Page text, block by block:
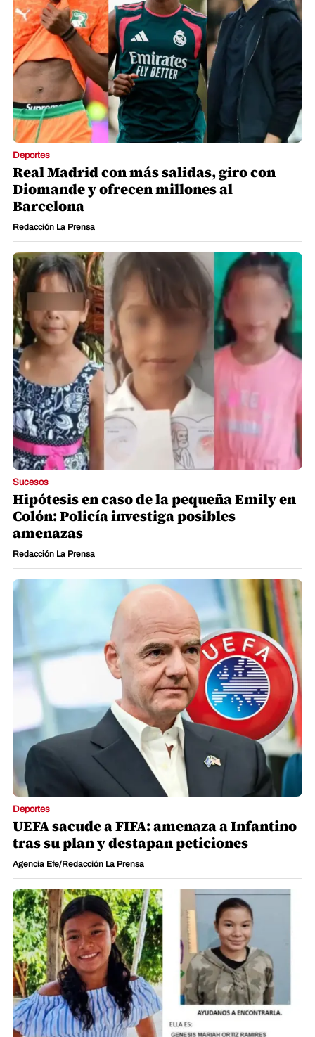
Deportes
Real Madrid con más salidas, giro con
Diomande y ofrecen millones al
Barcelona
Redacción La Prensa
Sucesos
Hipótesis en caso de la pequeña Emily en
Colón: Policía investiga posibles
amenazas
Redacción La Prensa
Deportes
UEFA sacude a FIFA: amenaza a Infantino
tras su plan y destapan peticiones
Agencia Efe/Redacción La Prensa